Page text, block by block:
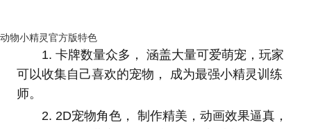
动物小精灵官方版特色
1. 卡牌数量众多， 涵盖大量可爱萌宠，玩家
可以收集自己喜欢的宠物， 成为最强小精灵训练
师。
2. 2D宠物角色， 制作精美，动画效果逼真，